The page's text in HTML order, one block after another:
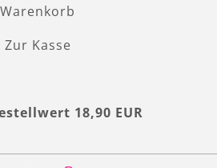
Warenkorb
Zur Kasse
18,90 EUR